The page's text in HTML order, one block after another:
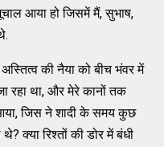
आया हो जिसमें मैं, सुभाष,
की नैया को बीच भंवर में
रहा था, और मेरे कानों तक
जिस ने शादी के समय कुछ
क्या रिश्तों की डोर में बंधी